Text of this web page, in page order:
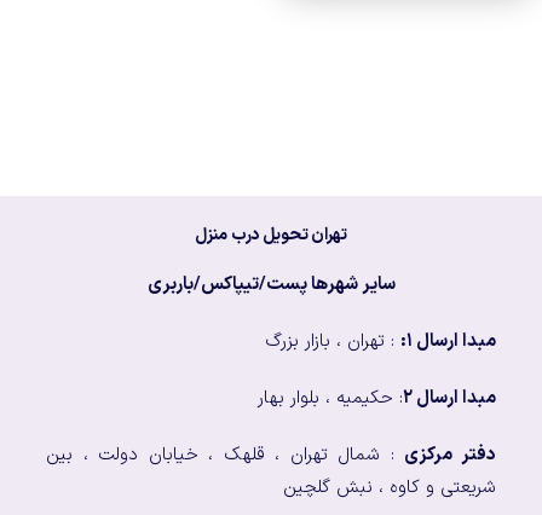
تهران تحویل درب منزل
سایر شهرها پست/تیپاکس/باربری
مبدا ارسال ۱: : تهران ، بازار بزرگ
مبدا ارسال ۲ : حکیمیه ، بلوار بهار
دفتر مرکزی : شمال تهران ، قلهک ، خیابان دولت ، بین
شریعتی و کاوه ، نبش گلچین